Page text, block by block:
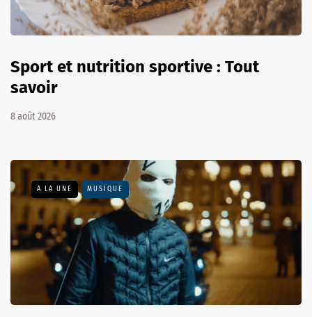
Sport et nutrition sportive : Tout
savoir
8 août 2026
A LA UNE MUSIQUE